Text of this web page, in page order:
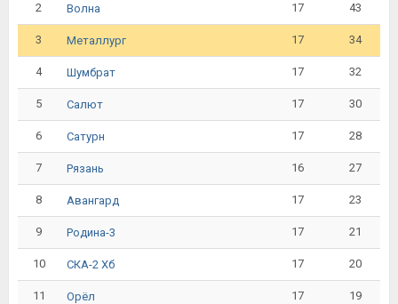
2 Волна 17 43
3 Металлург 17 34
4 Шумбрат 17 32
5 Салют 17 30
6 Сатурн 17 28
7 Рязань 16 27
8 Авангард 17 23
9 Родина-3 17 21
10 СКА-2 Хб 17 20
11 Орёл 17 19